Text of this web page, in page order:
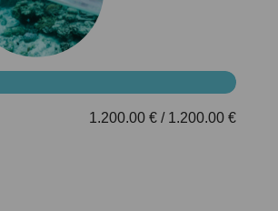
1.200.00€ / 1.200.00 €